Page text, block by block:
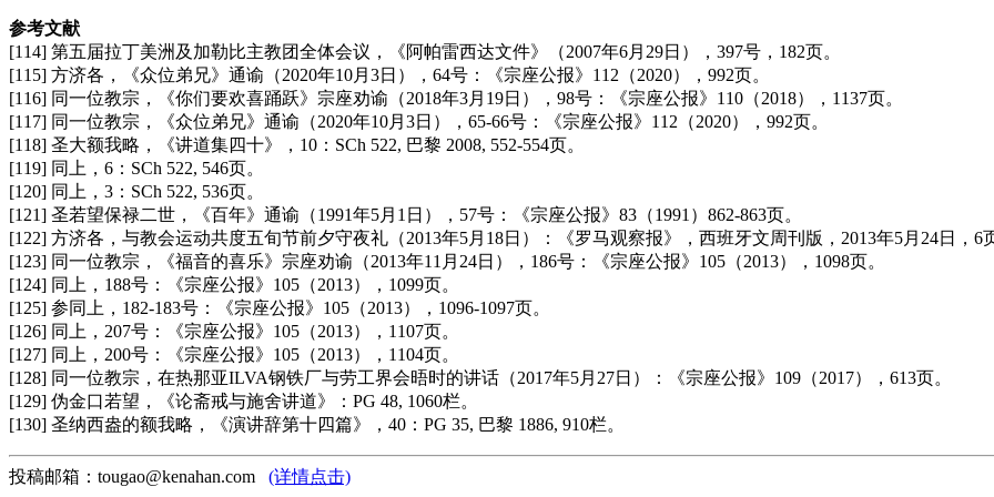
参考文献
[114] 第五届拉丁美洲及加勒比主教团全体会议，《阿帕雷西达文件》（2007年6月29日），397号，182页。
[115] 方济各，《众位弟兄》通谕（2020年10月3日），64号：《宗座公报》112（2020），992页。
[116] 同一位教宗，《你们要欢喜踊跃》宗座劝谕（2018年3月19日），98号：《宗座公报》110（2018），1137页。
[117] 同一位教宗，《众位弟兄》通谕（2020年10月3日），65-66号：《宗座公报》112（2020），992页。
[118] 圣大额我略，《讲道集四十》，10：SCh 522, 巴黎 2008, 552-554页。
[119] 同上，6：SCh 522, 546页。
[120] 同上，3：SCh 522, 536页。
[121] 圣若望保禄二世，《百年》通谕（1991年5月1日），57号：《宗座公报》83（1991）862-863页。
[122] 方济各，与教会运动共度五旬节前夕守夜礼（2013年5月18日）：《罗马观察报》，西班牙文周刊版，2013年5月24日，6
[123] 同一位教宗，《福音的喜乐》宗座劝谕（2013年11月24日），186号：《宗座公报》105（2013），1098页。
[124] 同上，188号：《宗座公报》105（2013），1099页。
[125] 参同上，182-183号：《宗座公报》105（2013），1096-1097页。
[126] 同上，207号：《宗座公报》105（2013），1107页。
[127] 同上，200号：《宗座公报》105（2013），1104页。
[128] 同一位教宗，在热那亚ILVA钢铁厂与劳工界会晤时的讲话（2017年5月27日）：《宗座公报》109（2017），613页。
[129] 伪金口若望，《论斋戒与施舍讲道》：PG 48, 1060栏。
[130] 圣纳西盎的额我略，《演讲辞第十四篇》，40：PG 35, 巴黎 1886, 910栏。
投稿邮箱：tougao@kenahan.com (详情点击)